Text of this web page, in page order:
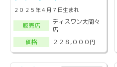
２０２５年４月７日生まれ
販売店
ディスワン大間々
店
価格
２２８,０００円